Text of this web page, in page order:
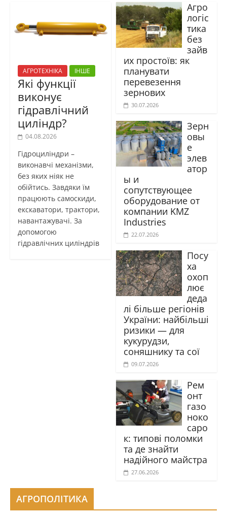
АГРОТЕХНІКА ІНШЕ
Які функції
виконує
гідравлічний
циліндр?
04.08.2026
Гідроциліндри –
виконавчі механізми,
без яких ніяк не
обійтись. Завдяки їм
працюють самоскиди,
екскаватори, трактори,
навантажувачі. За
допомогою
гідравлічних циліндрів
Агро
логіс
тика
без
зайв
их простоїв: як
планувати
перевезення
зернових
30.07.2026
Зерн
овы
е
элев
атор
ы и
сопутствующее
оборудование от
компании KMZ
Industries
22.07.2026
Посу
ха
охоп
лює
деда
лі більше регіонів
України: найбільші
ризики — для
кукурудзи,
соняшнику та сої
09.07.2026
Рем
онт
газо
ноко
саро
к: типові поломки
та де знайти
надійного майстра
27.06.2026
АГРОПОЛІТИКА